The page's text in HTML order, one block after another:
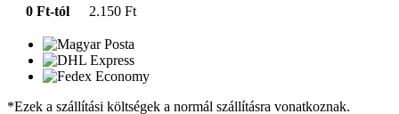
0 Ft-tól
2.150 Ft
*Ezek a szállítási költségek a normál szállításra vonatkoznak.